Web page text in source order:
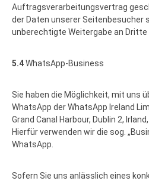
Auftragsverarbeitungsvertrag
der Daten unserer Seitenbesucher
unberechtigte Weitergabe an Dritte
5.4WhatsApp-Business
Sie haben die Möglichkeit, mit uns
WhatsApp der WhatsApp Ireland
Grand Canal Harbour, Dublin 2,
Hierfür verwenden wir die sog.
WhatsApp.
Sofern Sie uns anlässlich eines